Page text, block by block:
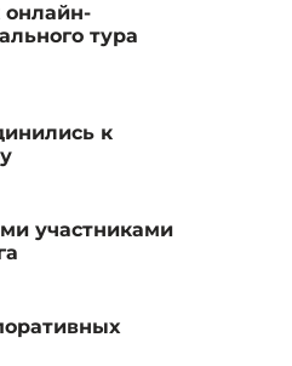
онлайн-
тура
к
участниками